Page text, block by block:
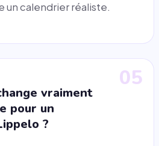
un calendrier réaliste.
05
vraiment
pour un
?